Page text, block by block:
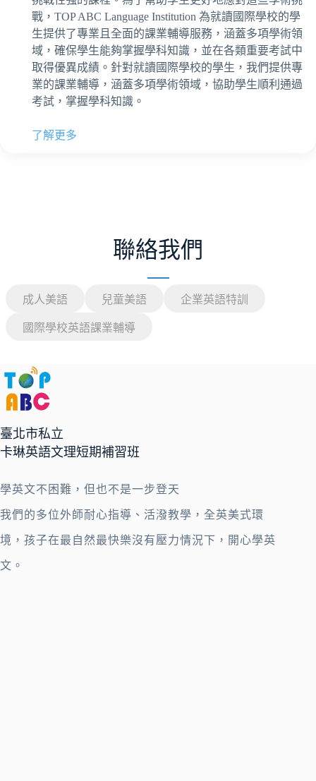
戰，TOP ABC Language Institution 為就讀國際學校的學
生提供了專業且全面的課業輔導服務，涵蓋多項學術領
域，確保學生能夠掌握學科知識，並在各類重要考試中
取得優異成績。針對就讀國際學校的學生，我們提供專
業的課業輔導，涵蓋多項學術領域，協助學生順利通過
考試，掌握學科知識。
了解更多
聯絡我們
成人美語 兒童美語 企業英語特訓
國際學校英語課業輔導
臺北市私立
卡琳英語文理短期補習班
學英文不困難，但也不是一步登天
我們的多位外師耐心指導、活潑教學，全英美式環
境，孩子在最自然最快樂沒有壓力情況下，開心學英
文。